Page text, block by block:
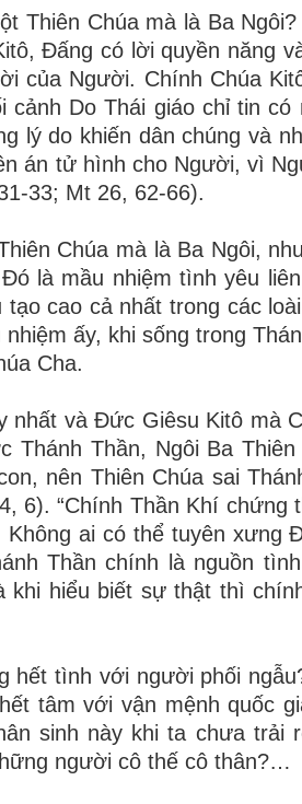
Thiên Chúa mà là Ba
Đấng có lời quyền năng
của Người. Chính Chúa
Do Thái giáo chỉ tin có
lý do khiến dân chúng và
án tử hình cho Người, vì
33; Mt 26, 62-66).
Chúa mà là Ba Ngôi,
là mầu nhiệm tình yêu
cao cả nhất trong các
ấy, khi sống trong
Cha.
nhất và Đức Giêsu Kitô mà
Thần, Ngôi Ba Thiên
nên Thiên Chúa sai
6). “Chính Thần Khí chứng
ai có thể tuyên xưng
Thần chính là nguồn
hiểu biết sự thật thì
hết tình với người phối
tâm với vận mệnh quốc
sinh này khi ta chưa trải
người cô thế cô thân?…